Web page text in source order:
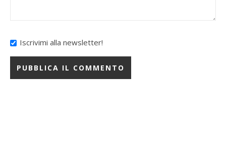
Iscrivimi alla newsletter!